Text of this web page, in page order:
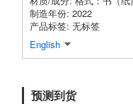
制造年份: 2022
产品标签: 无标签
English
预测到货